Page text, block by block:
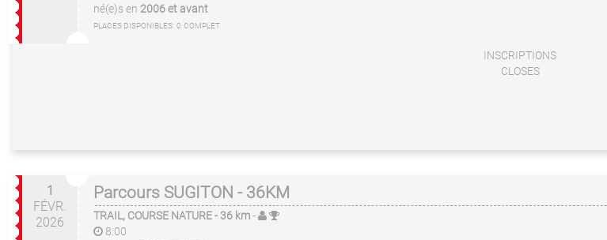
né(e)s en 2006 et avant
PLACES DISPONIBLES: 0 COMPLET
INSCRIPTIONS
CLOSES
1
FÉVR.
2026
Parcours SUGITON - 36KM
TRAIL, COURSE NATURE- 36 km-
8:00